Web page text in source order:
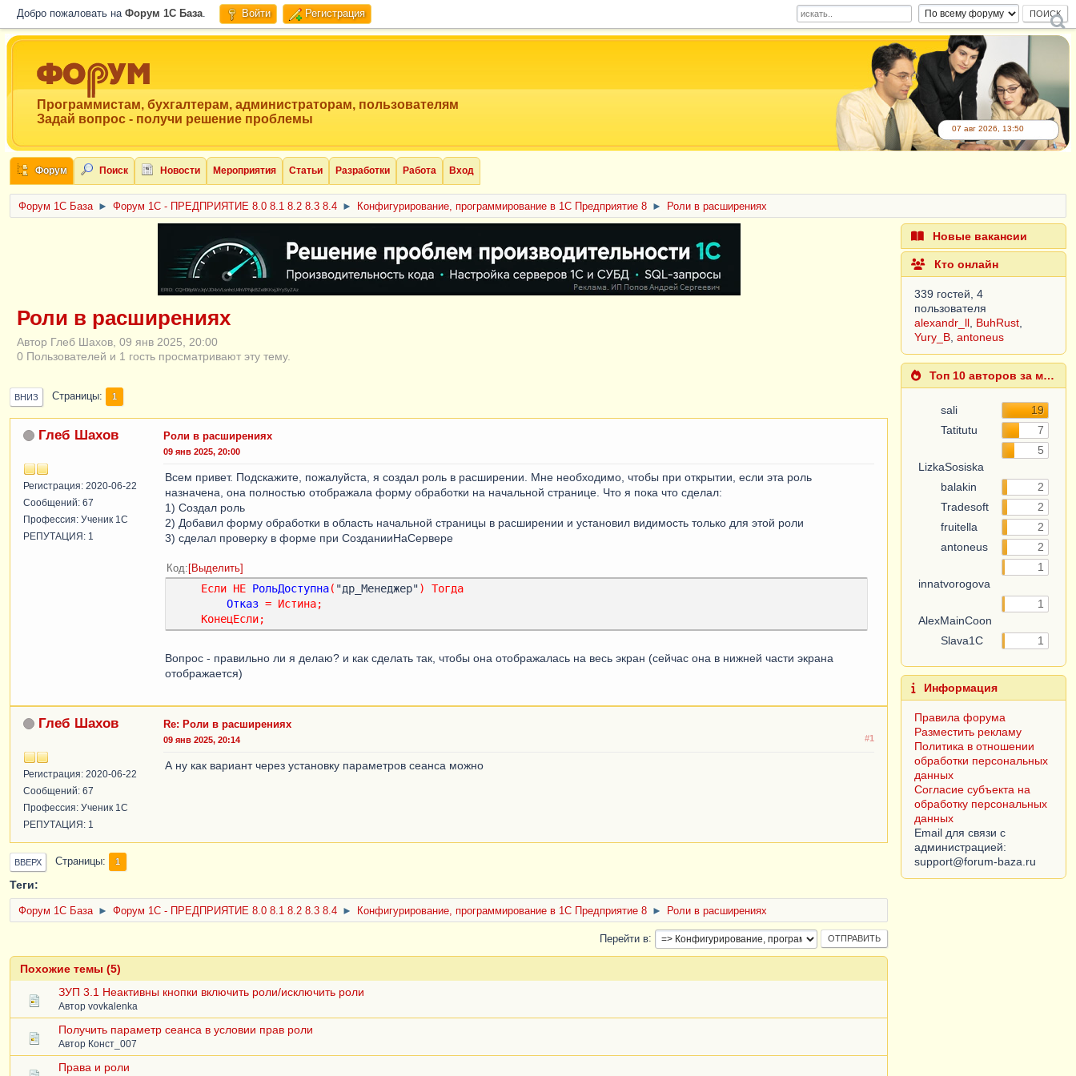
Добро пожаловать на Форум 1C База. Войти Регистрация
Программистам, бухгалтерам, администраторам, пользователям
Задай вопрос - получи решение проблемы
07 авг 2026, 13:50
Форум Поиск Новости Мероприятия Статьи Разработки Работа Вход
Форум 1C База ► Форум 1С - ПРЕДПРИЯТИЕ 8.0 8.1 8.2 8.3 8.4 ► Конфигурирование, программирование в 1С Предприятие 8 ► Роли в расширениях
ERID: CQH36pWzJqVJD4xVLsnhcU4hVPNjkBZe8KKxjJiYySyZAz
Роли в расширениях
Автор Глеб Шахов, 09 янв 2025, 20:00
0 Пользователей и 1 гость просматривают эту тему.
ВНИЗ Страницы 1
Глеб Шахов
Регистрация: 2020-06-22
Сообщений: 67
Профессия: Ученик 1С
РЕПУТАЦИЯ: 1
Роли в расширениях
09 янв 2025, 20:00
Всем привет. Подскажите, пожалуйста, я создал роль в расширении. Мне необходимо, чтобы при открытии, если эта роль
назначена, она полностью отображала форму обработки на начальной странице. Что я пока что сделал:
1) Создал роль
2) Добавил форму обработки в область начальной страницы в расширении и установил видимость только для этой роли
3) сделал проверку в форме при СозданииНаСервере
Код Выделить
Если НЕ РольДоступна( "др_Менеджер")
Тогда
Отказ = Истина;
КонецЕсли;
Вопрос - правильно ли я делаю? и как сделать так, чтобы она отображалась на весь экран (сейчас она в нижней части экрана
отображается)
Глеб Шахов
Регистрация: 2020-06-22
Сообщений: 67
Профессия: Ученик 1С
РЕПУТАЦИЯ: 1
Re: Роли в расширениях
#1
09 янв 2025, 20:14
А ну как вариант через установку параметров сеанса можно
ВВЕРХ Страницы 1
Теги:
Форум 1C База ► Форум 1С - ПРЕДПРИЯТИЕ 8.0 8.1 8.2 8.3 8.4 ► Конфигурирование, программирование в 1С Предприятие 8 ► Роли в расширениях
Перейти в
Похожие темы (5)
ЗУП 3.1 Неактивны кнопки включить роли/исключить роли
Автор vovkalenka
Получить параметр сеанса в условии прав роли
Автор Конст_007
Права и роли
Новые вакансии
Кто онлайн
339 гостей, 4
пользователя
alexandr_ll BuhRust
Yury_B ,antoneus
Топ 10 авторов за месяц
sali
19
Tatitutu
7
LizkaSosiska
5
balakin
2
Tradesoft
2
fruitella
2
antoneus
2
innatvorogova
1
AlexMainCoon
1
Slava1C 1
Информация
Правила форума
Разместить рекламу
Политика в отношении
обработки персональных
данных
Согласие субъекта на
обработку персональных
данных
Email для связи с
администрацией: